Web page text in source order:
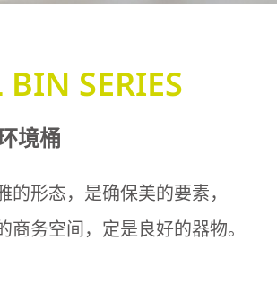
SERIES
境桶
形态，是确保美的要素，
务空间，定是良好的器物。